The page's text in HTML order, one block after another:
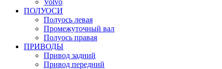
Volvo
ПОЛУОСИ
Полуось левая
Промежуточный вал
Полуось правая
ПРИВОДЫ
Привод задний
Привод передний